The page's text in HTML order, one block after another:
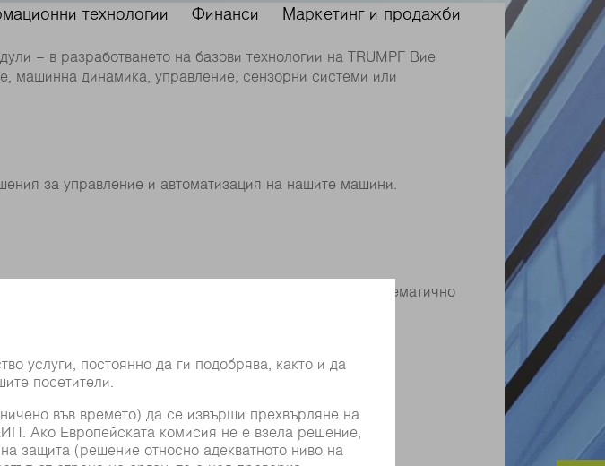
– в разработването на базови технологии на TRUMPF Вие
машинна динамика, управление, сензорни системи или
за управление и автоматизация на нашите машини.
експерименти с прототипи и определяте систематично
производствени методи, базиращи се на лазери, и
технологии Финанси Маркетинг и продажби